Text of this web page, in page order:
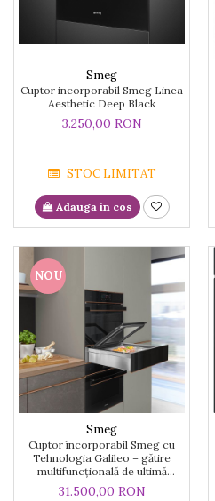
Smeg
Cuptor incorporabil Smeg Linea
Aesthetic Deep Black
3.250,00 RON
STOC LIMITAT
Adauga in cos
NOU
Smeg
Cuptor încorporabil Smeg cu
Tehnologia Galileo – gătire
multifuncțională de ultimă
generație
31.500,00 RON